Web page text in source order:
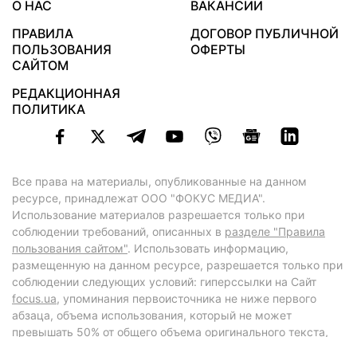
О НАС
ВАКАНСИИ
ПРАВИЛА
ПОЛЬЗОВАНИЯ
САЙТОМ
ДОГОВОР ПУБЛИЧНОЙ
ОФЕРТЫ
РЕДАКЦИОННАЯ
ПОЛИТИКА
Все права на материалы, опубликованные на данном
ресурсе, принадлежат ООО "ФОКУС МЕДИА".
Использование материалов разрешается только при
соблюдении требований, описанных в разделе "Правила
пользования сайтом". Использовать информацию,
размещенную на данном ресурсе, разрешается только при
соблюдении следующих условий: гиперссылки на Сайт
focus.ua, упоминания первоисточника не ниже первого
абзаца, объема использования, который не может
превышать 50% от общего объема оригинального текста,